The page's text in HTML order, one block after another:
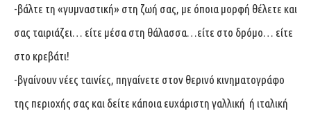
-βάλτε τη «γυμναστική» στη ζωή σας, με όποια μορφή θέλετε και
σας ταιριάζει… είτε μέσα στη θάλασσα…είτε στο δρόμο… είτε
στο κρεβάτι!
-βγαίνουν νέες ταινίες, πηγαίνετε στον θερινό κινηματογράφο
της περιοχής σας και δείτε κάποια ευχάριστη γαλλική ή ιταλική